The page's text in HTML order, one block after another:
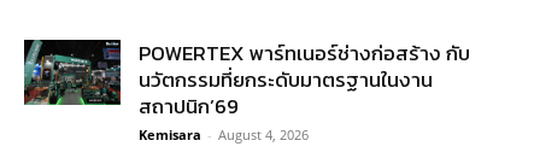
POWERTEX พาร์ทเนอร์ช่างก่อสร้าง กับ
นวัตกรรมที่ยกระดับมาตรฐานในงาน
สถาปนิก’69
Kemisara - August 4, 2026